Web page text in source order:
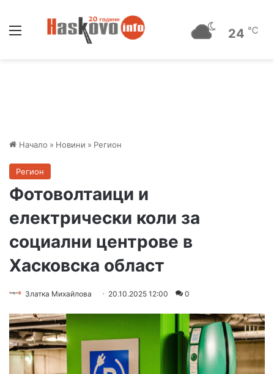
24 ℃
Начало » Новини » Регион
Регион
Фотоволтаици и
електрически коли за
социални центрове в
Хасковска област
Златка Михайлова 20.10.2025 12:00 0